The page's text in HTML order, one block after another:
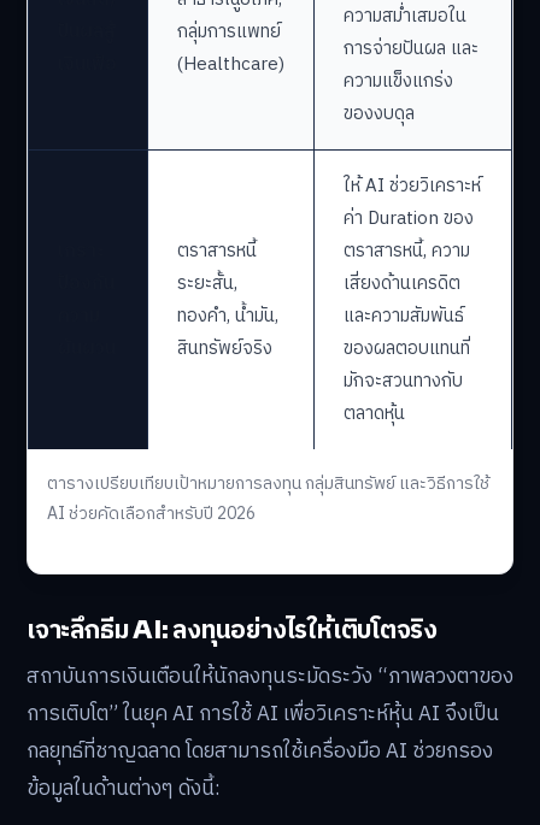
ตารางเปรียบเทียบเป้าหมายการลงทุน กลุ่มสินทรัพย์ และวิธีการใช้
AI ช่วยคัดเลือกสำหรับปี 2026
กลุ่มการแพทย์
(Healthcare)
ความสม่ำเสมอใน
การจ่ายปันผล และ
ความแข็งแกร่ง
ของงบดุล
ตราสารหนี้
ระยะสั้น,
ทองคำ, น้ำมัน,
สินทรัพย์จริง
ให้ AI ช่วยวิเคราะห์
ค่า Duration ของ
ตราสารหนี้, ความ
เสี่ยงด้านเครดิต
และความสัมพันธ์
ของผลตอบแทนที่
มักจะสวนทางกับ
ตลาดหุ้น
เจาะลึกธีม AI: ลงทุนอย่างไรให้เติบโตจริง
สถาบันการเงินเตือนให้นักลงทุนระมัดระวัง “ภาพลวงตาของ
การเติบโต” ในยุค AI การใช้ AI เพื่อวิเคราะห์หุ้น AI จึงเป็น
กลยุทธ์ที่ชาญฉลาด โดยสามารถใช้เครื่องมือ AI ช่วยกรอง
ข้อมูลในด้านต่างๆ ดังนี้: